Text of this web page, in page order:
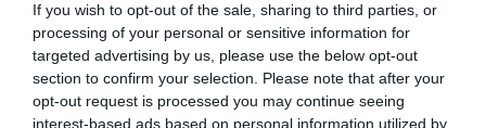
If you wish to opt-out of the sale, sharing to third parties, or
processing of your personal or sensitive information for
targeted advertising by us, please use the below opt-out
section to confirm your selection. Please note that after your
opt-out request is processed you may continue seeing
interest-based ads based on personal information utilized by
déjà sur place mais ceux pas produit en Algérie sont
encore importé…
De toute façon sérieusement avec tout ce qui est
pas marocain en Afrique tu a un sérieux problème
(me ressort pas l’excuse du fake j’y crois pas une